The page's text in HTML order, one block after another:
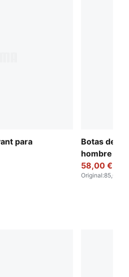
para
Botas de
hombre
58,00 €
Original:85,00 €